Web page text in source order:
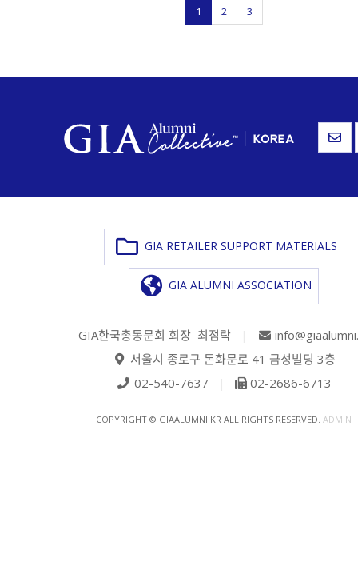
1 2 3
GIA RETAILER SUPPORT MATERIALS
GIA ALUMNI ASSOCIATION
GIA한국총동문회 회장 최점락
서울시 종로구 돈화문로 41 금성빌딩 3층
02-540-7637
02-2686-6713
COPYRIGHT © GIAALUMNI.KR ALL RIGHTS RESERVED. ADMIN